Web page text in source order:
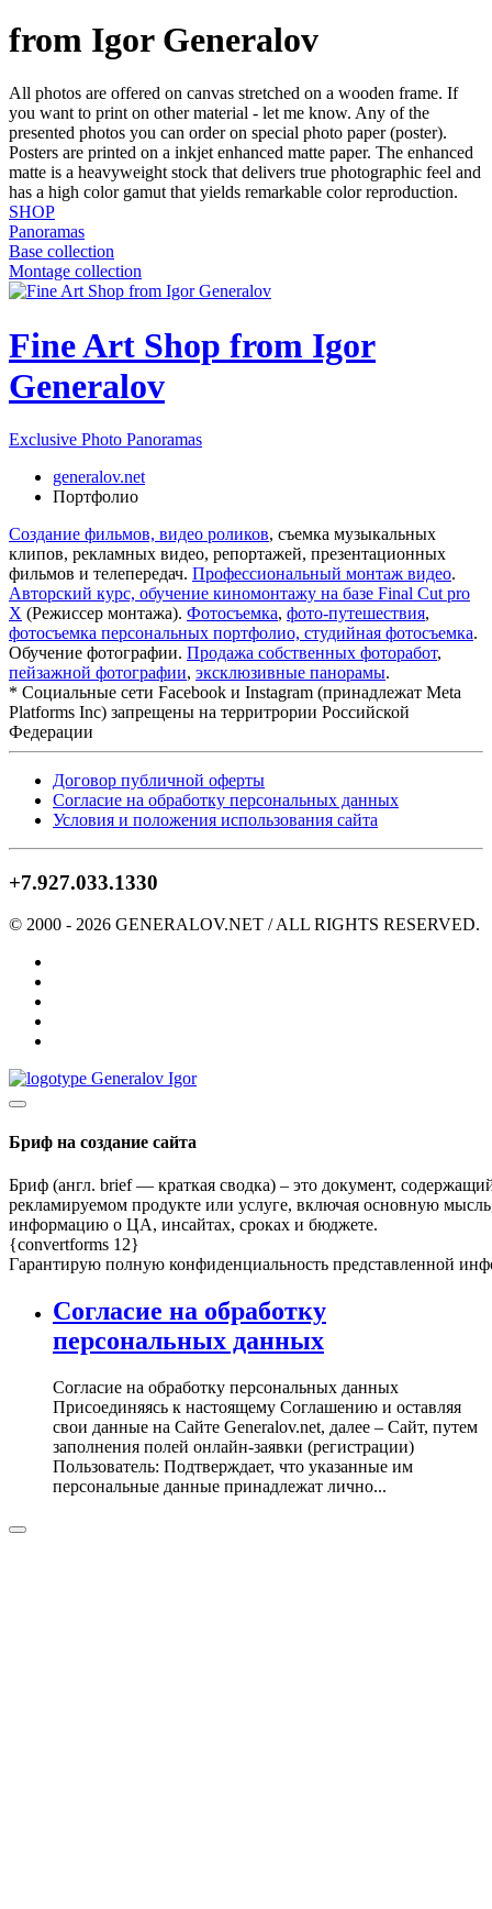
from Igor Generalov
All photos are offered on canvas stretched on a wooden frame. If
you want to print on other material - let me know. Any of the
presented photos you can order on special photo paper (poster).
Posters are printed on a inkjet enhanced matte paper. The enhanced
matte is a heavyweight stock that delivers true photographic feel and
has a high color gamut that yields remarkable color reproduction.
SHOP
Panoramas
Base collection
Montage collection
Fine Art Shop from Igor
Generalov
Exclusive Photo Panoramas
generalov.net
Портфолио
Создание фильмов, видео роликов, съемка музыкальных
клипов, рекламных видео, репортажей, презентационных
фильмов и телепередач. Профессиональный монтаж видео.
Авторский курс, обучение киномонтажу на базе Final Cut pro
X (Режиссер монтажа). Фотосъемка, фото-путешествия,
фотосъемка персональных портфолио, студийная фотосъемка.
Обучение фотографии. Продажа собственных фоторабот,
пейзажной фотографии, эксклюзивные панорамы.
* Cоциальные сети Facebook и Instagram (принадлежат Meta
Platforms Inc) запрещены на территрории Российской
Федерации
Договор публичной оферты
Согласие на обработку персональных данных
Условия и положения использования сайта
+7.927.033.1330
© 2000 - 2026 GENERALOV.NET / ALL RIGHTS RESERVED.
Бриф на создание сайта
Бриф (англ. brief — краткая сводка) – это документ,
рекламируемом продукте или услуге, включая основную
информацию о ЦА, инсайтах, сроках и бюджете.
{convertforms 12}
Гарантирую полную конфиденциальность представленной
Согласие на обработку
персональных данных
Согласие на обработку персональных данных
Присоединяясь к настоящему Соглашению и оставляя
свои данные на Сайте Generalov.net, далее – Сайт, путем
заполнения полей онлайн-заявки (регистрации)
Пользователь: Подтверждает, что указанные им
персональные данные принадлежат лично...